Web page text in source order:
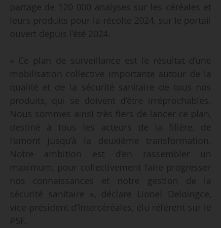
partage de 120 000 analyses sur les céréales et
leurs produits pour la récolte 2024, sur le portail
ouvert depuis l’été 2024.
« Ce plan de surveillance est le résultat d’une
mobilisation collective importante autour de la
qualité et de la sécurité sanitaire de tous nos
produits, qui se doivent d’être irréprochables.
Nous sommes ainsi très fiers de lancer ce plan,
destiné à tous les acteurs de la filière, de
l’amont jusqu’à la deuxième transformation.
Notre ambition est d’en rassembler un
maximum, pour collectivement faire progresser
nos connaissances et notre gestion de la
sécurité sanitaire », déclare Lionel Deloingce,
vice-président d’Intercéréales, élu référent sur le
PSF.